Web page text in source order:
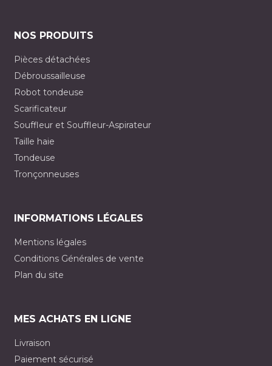
NOS PRODUITS
Pièces détachées
Débroussailleuse
Robot tondeuse
Scarificateur
Souffleur et Souffleur-Aspirateur
Taille haie
Tondeuse
Tronçonneuses
INFORMATIONS LÉGALES
Mentions légales
Conditions Générales de vente
Plan du site
MES ACHATS EN LIGNE
Livraison
Paiement sécurisé